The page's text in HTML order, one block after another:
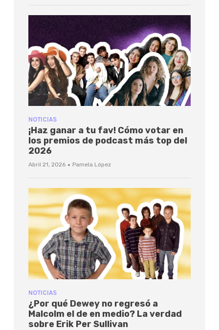
NOTICIAS
¡Haz ganar a tu fav! Cómo votar en
los premios de podcast más top del
2026
Abril 21, 2026 · Pamela López
NOTICIAS
¿Por qué Dewey no regresó a
Malcolm el de en medio? La verdad
sobre Erik Per Sullivan